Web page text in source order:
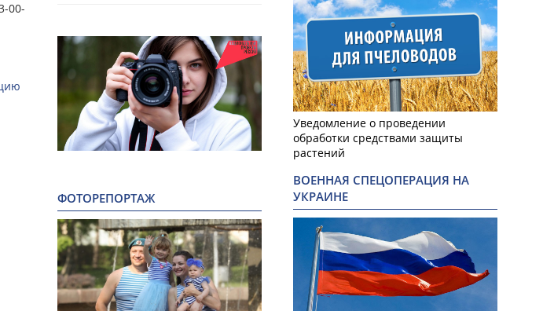
00-
ФОТОРЕПОРТАЖ
Уведомление о проведении
обработки средствами защиты
растений
ВОЕННАЯ СПЕЦОПЕРАЦИЯ НА
УКРАИНЕ